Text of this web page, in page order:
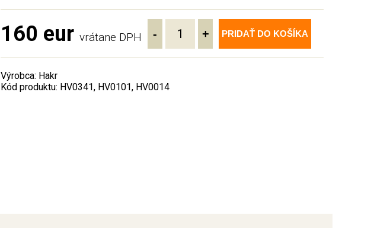
160 eur vrátane DPH - + PRIDAŤ DO KOŠÍKA
Výrobca: Hakr
Kód produktu: HV0341, HV0101, HV0014